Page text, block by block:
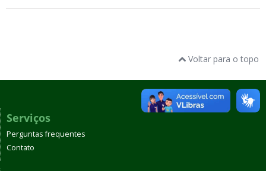
Voltar para o topo
Serviços
Perguntas frequentes
Contato